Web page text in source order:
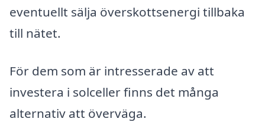
eventuellt sälja överskottsenergi tillbaka
till nätet.
För dem som är intresserade av att
investera i solceller finns det många
alternativ att överväga.